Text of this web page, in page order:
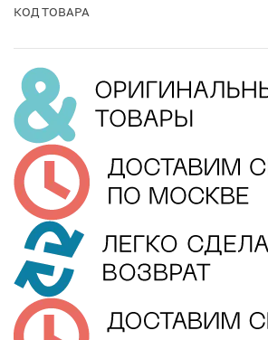
КОД ТОВАРА